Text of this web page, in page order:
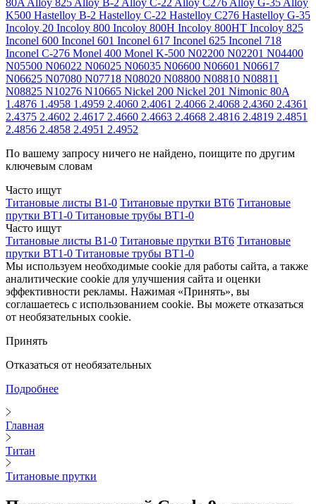
80A Alloy 825 Alloy B-2 Alloy C-22 Alloy C276 Alloy G-35 Alloy
K500 Hastelloy B-2 Hastelloy C-22 Hastelloy C276 Hastelloy G-35
Incoloy 20 Incoloy 800 Incoloy 800H Incoloy 800HT Incoloy 825
Inconel 600 Inconel 601 Inconel 617 Inconel 625 Inconel 718
Inconel C-276 Monel 400 Monel K-500 N02200 N02201 N04400
N05500 N06022 N06025 N06035 N06600 N06601 N06617
N06625 N07080 N07718 N08020 N08800 N08810 N08811
N08825 N10276 N10665 Nickel 200 Nickel 201 Nimonic 80A
1.4876 1.4958 1.4959 2.4060 2.4061 2.4066 2.4068 2.4360 2.4361
2.4375 2.4602 2.4617 2.4660 2.4663 2.4668 2.4816 2.4819 2.4851
2.4856 2.4858 2.4951 2.4952
По вашему запросу ничего не найдено, поищите по другим
ключевым словам
Часто ищут
Титановые листы В1-0 Титановые прутки ВТ6 Титановые
прутки ВТ1-0 Титановые трубы ВТ1-0
Часто ищут
Титановые листы В1-0 Титановые прутки ВТ6 Титановые
прутки ВТ1-0 Титановые трубы ВТ1-0
Мы используем необходимые cookie для работы сайта, а также
аналитические cookie для улучшения сайта и оценки
эффективности рекламы. Нажимая «Принять», вы
соглашаетесь с использованием cookie. Вы можете отказаться
от необязательных cookie.
Принять
Отказаться от необязательных
Подробнее
Главная
Титан
Титановые прутки